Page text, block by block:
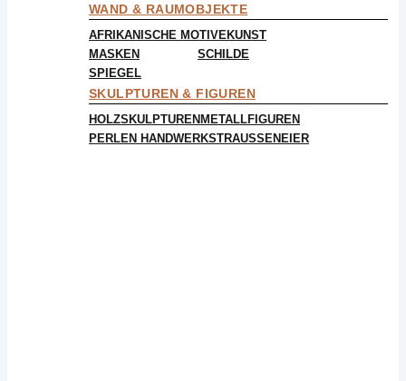
WAND & RAUMOBJEKTE
AFRIKANISCHE MOTIVEKUNST
MASKEN
SCHILDE
SPIEGEL
SKULPTUREN & FIGUREN
HOLZSKULPTURENMETALLFIGUREN
PERLEN HANDWERKSTRAUSSENEIER